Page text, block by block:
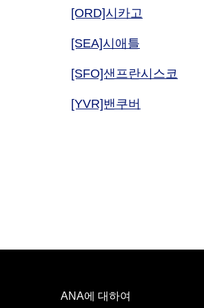
[ORD]시카고
[SEA]시애틀
[SFO]샌프란시스코
[YVR]밴쿠버
ANA에 대하여